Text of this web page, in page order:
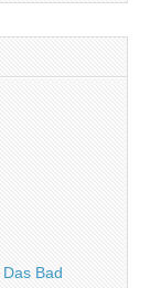
Das Bad